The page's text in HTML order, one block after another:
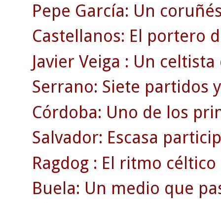
Pepe García: Un
Castellanos: El portero
Javier Veiga : Un
Serrano: Siete partidos
Córdoba: Uno de los
Salvador: Escasa
Ragdog : El ritmo céltico
Buela: Un medio que